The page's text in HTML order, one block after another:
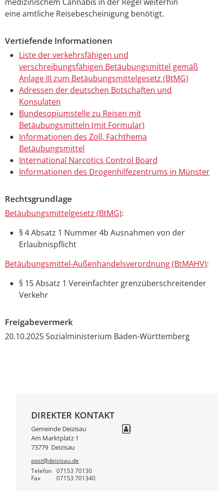
eine amtliche Reisebescheinigung benötigt.
Vertiefende Informationen
Liste der verkehrsfähigen und
verschreibungsfähigen Betäubungsmittel gemäß
Anlage III zum Betäubungsmittelgesetz (BtMG)
Adressen der deutschen Botschaften und
Konsulaten
Bundesopiumstelle zu Reisen mit
Betäubungsmitteln (mit Formular)
Informationen des Zoll, Fachthema
Betäubungsmittel
International Narcotics Control Board
Informationen des Drogenhilfezentrums in Münster
Rechtsgrundlage
Betäubungsmittelgesetz (BtMG):
§ 4 Absatz 1 Nummer 4b Ausnahmen von der
Erlaubnispflicht
Betäubungsmittel-Außenhandelsverordnung (BtMAHV):
§ 15 Absatz 1 Vereinfachter grenzüberschreitender
Verkehr
Freigabevermerk
20.10.2025 Sozialministerium Baden-Württemberg
DIREKTER KONTAKT
Gemeinde Deizisau
Am Marktplatz 1
73779 Deizisau
post@deizisau.de
Telefon
07153 70130
Fax 07153 701340